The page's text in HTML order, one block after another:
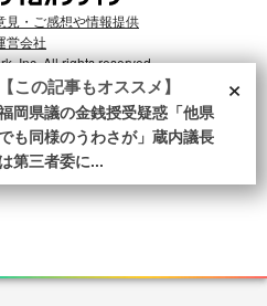
見・ご感想や情報提供
営会社
Inc. All rights reserved.
関⼼に合致したコンテンツや広告配信を提供する
、
プライバシーポリシー をご確認ください。×
【この記事もオススメ】
岡県議の金銭授受疑惑「他県
も同様のうわさが」蔵内議長
は第三者委に...